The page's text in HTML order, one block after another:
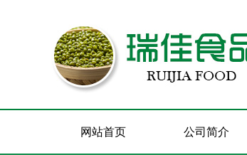
网站首页 公司简介